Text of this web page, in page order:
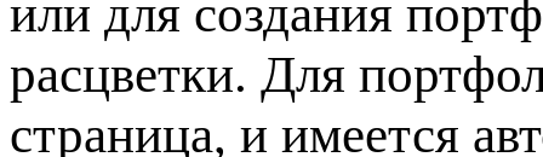
или для создания
расцветки. Для
страница, и имеется